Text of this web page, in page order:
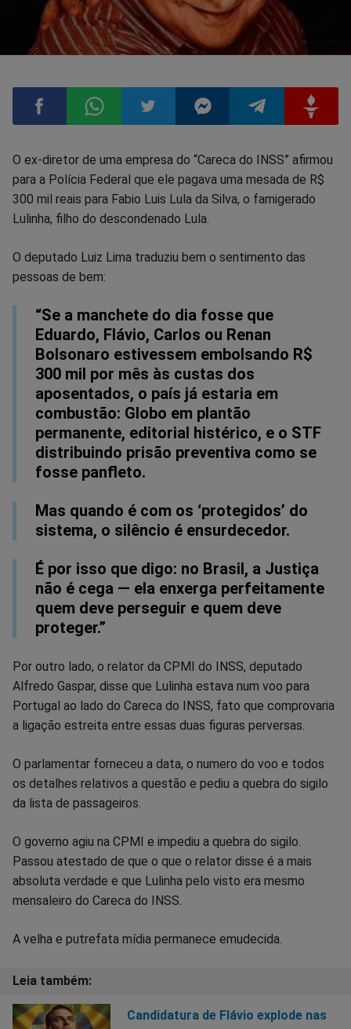
Compartilhar
no
Compartilhar
no
Compartilhar
no
Compartilhar
no
Compartilhar
no
no
O ex-diretor de uma empresa do “Careca do INSS” afirmou
para a Polícia Federal que ele pagava uma mesada de R$
300 mil reais para Fabio Luis Lula da Silva, o famigerado
Lulinha, filho do descondenado Lula.
O deputado Luiz Lima traduziu bem o sentimento das
pessoas de bem:
“Se a manchete do dia fosse que
Eduardo, Flávio, Carlos ou Renan
Bolsonaro estivessem embolsando R$
300 mil por mês às custas dos
aposentados, o país já estaria em
combustão: Globo em plantão
permanente, editorial histérico, e o STF
distribuindo prisão preventiva como se
fosse panfleto.
Mas quando é com os ‘protegidos’ do
sistema, o silêncio é ensurdecedor.
É por isso que digo: no Brasil, a Justiça
não é cega — ela enxerga perfeitamente
quem deve perseguir e quem deve
proteger.”
Por outro lado, o relator da CPMI do INSS, deputado
Alfredo Gaspar, disse que Lulinha estava num voo para
Portugal ao lado do Careca do INSS, fato que comprovaria
a ligação estreita entre essas duas figuras perversas.
O parlamentar forneceu a data, o numero do voo e todos
os detalhes relativos a questão e pediu a quebra do sigilo
da lista de passageiros.
O governo agiu na CPMI e impediu a quebra do sigilo.
Passou atestado de que o que o relator disse é a mais
absoluta verdade e que Lulinha pelo visto era mesmo
mensaleiro do Careca do INSS.
A velha e putrefata mídia permanece emudecida.
Candidatura de Flávio explode nas